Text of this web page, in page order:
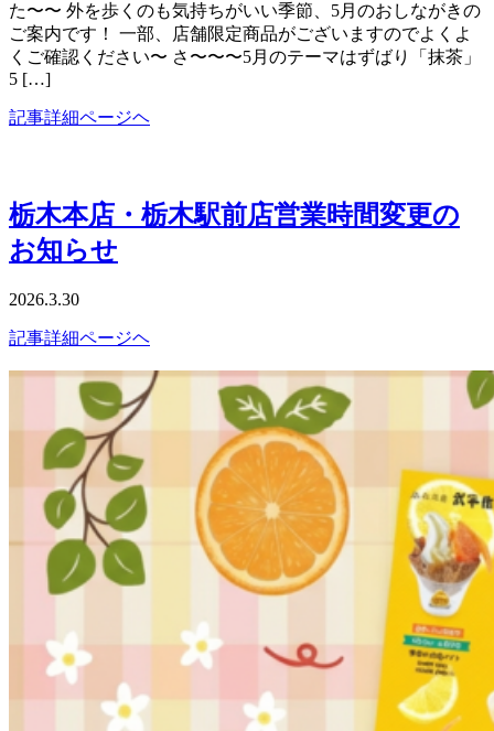
た〜〜 外を歩くのも気持ちがいい季節、5月のおしながきの
ご案内です！ 一部、店舗限定商品がございますのでよくよ
くご確認ください〜 さ〜〜〜5月のテーマはずばり「抹茶」
5 […]
記事詳細ページヘ
栃木本店・栃木駅前店営業時間変更の
お知らせ
2026.3.30
記事詳細ページヘ